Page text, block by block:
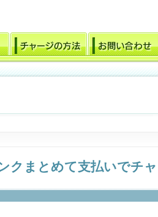
クまとめて支払いでチ